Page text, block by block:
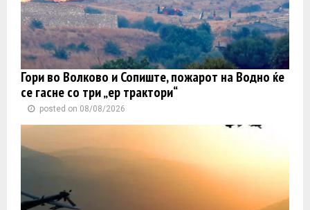
Гори во Волково и Сопиште, пожарот на Водно ќе
се гасне со три „ер трактори“
posted on 08/08/2026